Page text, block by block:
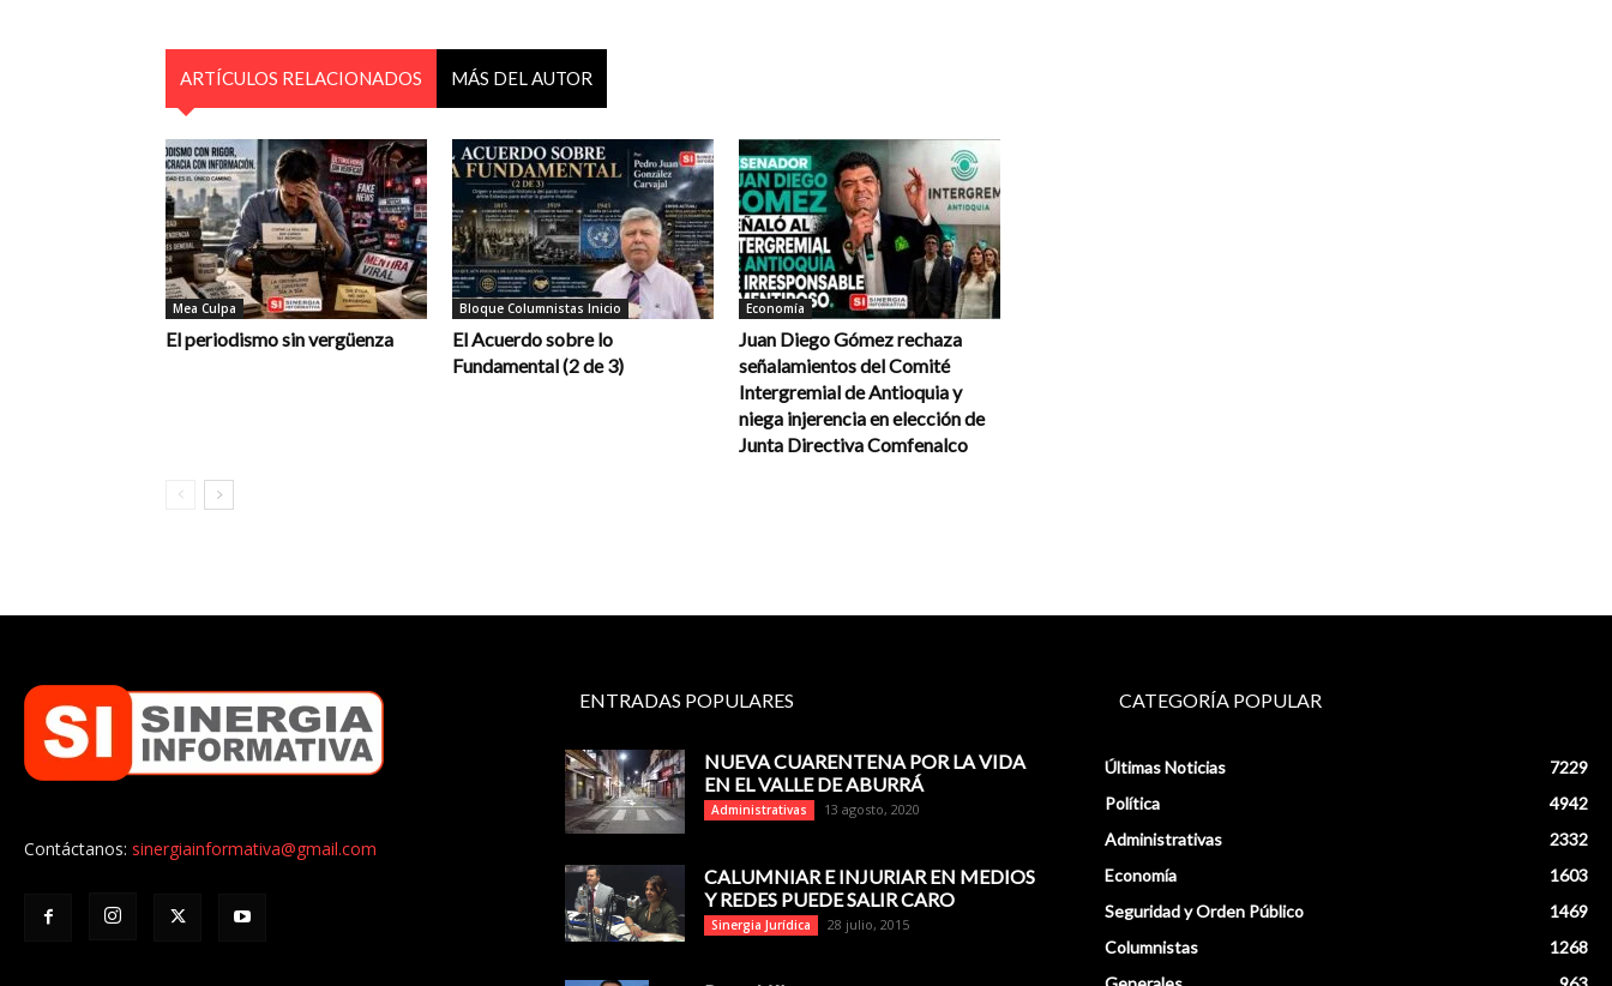
ARTÍCULOS RELACIONADOS MÁS DEL AUTOR
Mea Culpa
El periodismo sin vergüenza
Bloque Columnistas Inicio
El Acuerdo sobre lo
Fundamental (2 de 3)
Economía
Juan Diego Gómez rechaza
señalamientos del Comité
Intergremial de Antioquia y
niega injerencia en elección de
Junta Directiva Comfenalco
Contáctanos: sinergiainformativa@gmail.com
ENTRADAS POPULARES
NUEVA CUARENTENA POR LA VIDA
EN EL VALLE DE ABURRÁ
Administrativas 13 agosto, 2020
CALUMNIAR E INJURIAR EN MEDIOS
Y REDES PUEDE SALIR CARO
Sinergia Jurídica 28 julio, 2015
CATEGORÍA POPULAR
Últimas Noticias
7229
Política
4942
Administrativas
2332
Economía
1603
Seguridad y Orden Público
1469
Columnistas
1268